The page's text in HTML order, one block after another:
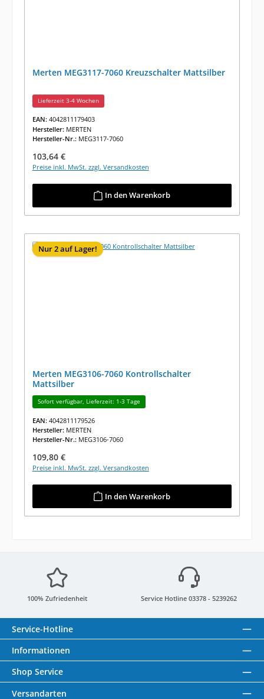
Merten MEG3117-7060 Kreuzschalter Mattsilber
Lieferzeit 3-4 Wochen
EAN: 4042811179403
Hersteller: MERTEN
Hersteller-Nr.: MEG3117-7060
Regulärer Preis:
103,64 €
Preise inkl. MwSt. zzgl. Versandkosten
In den Warenkorb
Nur 2 auf Lager!
Merten MEG3106-7060 Kontrollschalter
Mattsilber
Sofort verfügbar, Lieferzeit: 1-3 Tage
EAN: 4042811179526
Hersteller: MERTEN
Hersteller-Nr.: MEG3106-7060
Regulärer Preis:
109,80 €
Preise inkl. MwSt. zzgl. Versandkosten
In den Warenkorb
100% Zufriedenheit Service Hotline 03378 - 5239262
Service-Hotline
Informationen
Shop Service
Versandarten